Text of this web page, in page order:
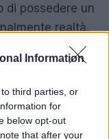
Information
third parties, or
for
below opt-out
that after your
di possedere un
realtà.